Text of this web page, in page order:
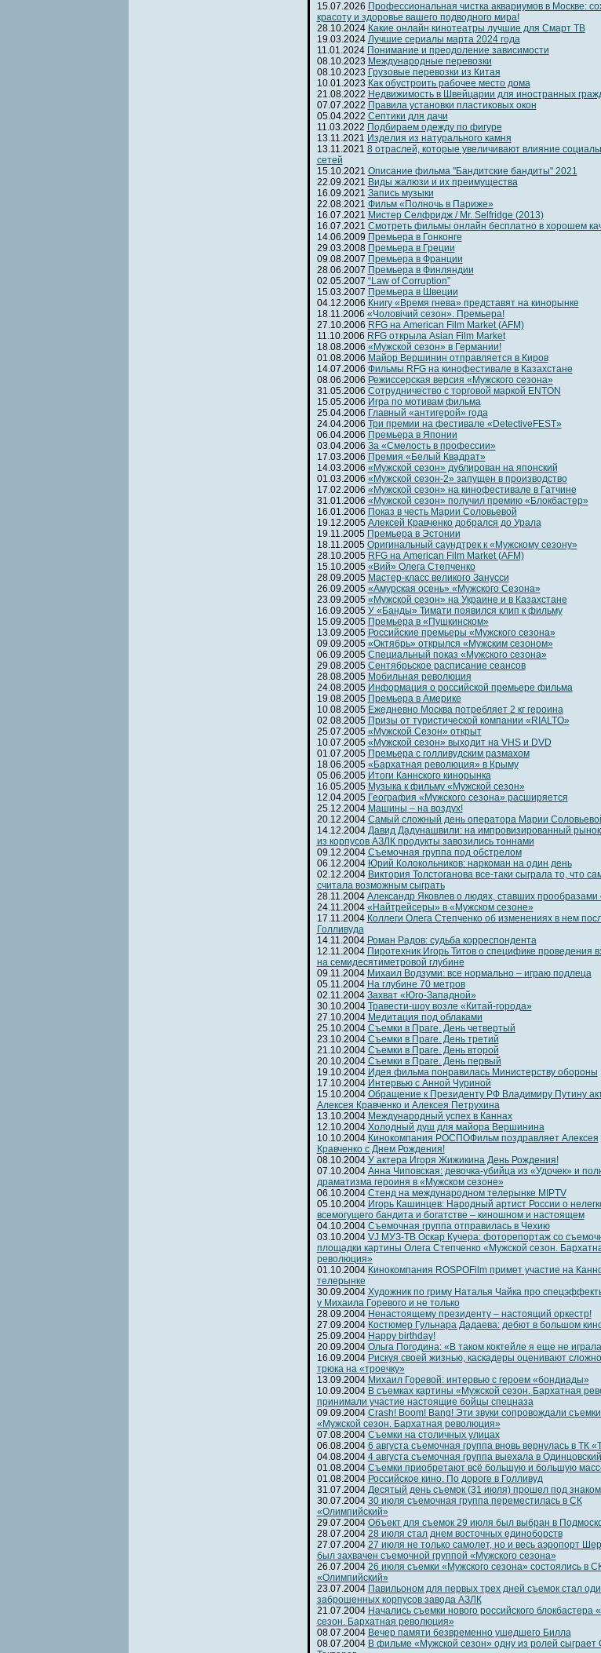
15.07.2026 Профессиональная чистка аквариумов в Москве:
красоту и здоровье вашего подводного мира!
28.10.2024 Какие онлайн кинотеатры лучшие для Смарт ТВ
19.03.2024 Лучшие сериалы марта 2024 года
11.01.2024 Понимание и преодоление зависимости
08.10.2023 Международные перевозки
08.10.2023 Грузовые перевозки из Китая
10.01.2023 Как обустроить рабочее место дома
21.08.2022 Недвижимость в Швейцарии для иностранных
07.07.2022 Правила установки пластиковых окон
05.04.2022 Септики для дачи
11.03.2022 Подбираем одежду по фигуре
13.11.2021 Изделия из натурального камня
13.11.2021 8 отраслей, которые увеличивают влияние
сетей
15.10.2021 Описание фильма "Бандитские бандиты" 2021
22.09.2021 Виды жалюзи и их преимущества
16.09.2021 Запись музыки
22.08.2021 Фильм «Полночь в Париже»
16.07.2021 Мистер Селфридж / Mr. Selfridge (2013)
16.07.2021 Смотреть фильмы онлайн бесплатно в хорошем
14.06.2009 Премьера в Гонконге
29.03.2008 Премьера в Греции
09.08.2007 Премьера в Франции
28.06.2007 Премьера в Финляндии
02.05.2007 “Law of Corruption”
15.03.2007 Премьера в Швеции
04.12.2006 Книгу «Время гнева» представят на кинорынке
18.11.2006 «Чоловiчий сезон». Премьера!
27.10.2006 RFG на American Film Market (AFM)
11.10.2006 RFG открыла Asian Film Market
18.08.2006 «Мужской сезон» в Германии!
01.08.2006 Майор Вершинин отправляется в Киров
14.07.2006 Фильмы RFG на кинофестивале в Казахстане
08.06.2006 Режиссерская версия «Мужского сезона»
31.05.2006 Сотрудничество с торговой маркой ENTON
15.05.2006 Игра по мотивам фильма
25.04.2006 Главный «антигерой» года
24.04.2006 Три премии на фестивале «DetectiveFEST»
06.04.2006 Премьера в Японии
03.04.2006 За «Смелость в профессии»
17.03.2006 Премия «Белый Квадрат»
14.03.2006 «Мужской сезон» дублирован на японский
01.03.2006 «Мужской сезон-2» запущен в производство
17.02.2006 «Мужской сезон» на кинофестивале в Гатчине
31.01.2006 «Мужской сезон» получил премию «Блокбастер»
16.01.2006 Показ в честь Марии Соловьевой
19.12.2005 Алексей Кравченко добрался до Урала
19.11.2005 Премьера в Эстонии
18.11.2005 Оригинальный саундтрек к «Мужскому сезону»
28.10.2005 RFG на American Film Market (AFM)
15.10.2005 «Вий» Олега Степченко
28.09.2005 Мастер-класс великого Занусси
26.09.2005 «Амурская осень» «Мужского Сезона»
23.09.2005 «Мужской сезон» на Украине и в Казахстане
16.09.2005 У «Банды» Тимати появился клип к фильму
15.09.2005 Премьера в «Пушкинском»
13.09.2005 Российские премьеры «Мужского сезона»
09.09.2005 «Октябрь» открылся «Мужским сезоном»
06.09.2005 Специальный показ «Мужского сезона»
29.08.2005 Сентябрьское расписание сеансов
28.08.2005 Мобильная революция
24.08.2005 Информация о российской премьере фильма
19.08.2005 Премьера в Америке
10.08.2005 Ежедневно Москва потребляет 2 кг героина
02.08.2005 Призы от туристической компании «RIALTO»
25.07.2005 «Мужской Сезон» открыт
10.07.2005 «Мужской сезон» выходит на VHS и DVD
01.07.2005 Премьера с голливудским размахом
18.06.2005 «Бархатная революция» в Крыму
05.06.2005 Итоги Каннского кинорынка
16.05.2005 Музыка к фильму «Мужской сезон»
12.04.2005 География «Мужского сезона» расширяется
25.12.2004 Машины – на воздух!
20.12.2004 Самый сложный день оператора Марии
14.12.2004 Давид Дадунашвили: на импровизированный
из корпусов АЗЛК продукты завозились тоннами
09.12.2004 Съемочная группа под обстрелом
06.12.2004 Юрий Колокольников: наркоман на один день
02.12.2004 Виктория Толстоганова все-таки сыграла то, что
считала возможным сыграть
28.11.2004 Александр Яковлев о людях, ставших прообразами
24.11.2004 «Найтрейсеры» в «Мужском сезоне»
17.11.2004 Коллеги Олега Степченко об изменениях в нем
Голливуда
14.11.2004 Роман Радов: судьба корреспондента
12.11.2004 Пиротехник Игорь Титов о специфике проведения
на семидесятиметровой глубине
09.11.2004 Михаил Водзуми: все нормально – играю подлеца
05.11.2004 На глубине 70 метров
02.11.2004 Захват «Юго-Западной»
30.10.2004 Травести-шоу возле «Китай-города»
27.10.2004 Медитация под облаками
25.10.2004 Съемки в Праге. День четвертый
23.10.2004 Съемки в Праге. День третий
21.10.2004 Съемки в Праге. День второй
20.10.2004 Съемки в Праге. День первый
19.10.2004 Идея фильма понравилась Министерству обороны
17.10.2004 Интервью с Анной Чуриной
15.10.2004 Обращение к Президенту РФ Владимиру Путину
Алексея Кравченко и Алексея Петрухина
13.10.2004 Международный успех в Каннах
12.10.2004 Холодный душ для майора Вершинина
10.10.2004 Кинокомпания РОСПОФильм поздравляет Алексея
Кравченко с Днем Рождения!
08.10.2004 У актера Игоря Жижикина День Рождения!
07.10.2004 Анна Чиповская: девочка-убийца из «Удочек» и
драматизма героиня в «Мужском сезоне»
06.10.2004 Cтенд на международном телерынке MIPTV
05.10.2004 Игорь Кашинцев: Народный артист России о
всемогущего бандита и богатстве – киношном и настоящем
04.10.2004 Съемочная группа отправилась в Чехию
03.10.2004 VJ МУЗ-ТВ Оскар Кучера: фоторепортаж со
площадки картины Олега Степченко «Мужской сезон.
революция»
01.10.2004 Кинокомпания ROSPOFilm примет участие на
телерынке
30.09.2004 Художник по гриму Наталья Чайка про
у Михаила Горевого и не только
28.09.2004 Ненастоящему президенту – настоящий оркестр!
27.09.2004 Костюмер Гульнара Дадаева: дебют в большом
25.09.2004 Happy birthday!
20.09.2004 Ольга Погодина: «В таком коктейле я еще не
16.09.2004 Рискуя своей жизнью, каскадеры оценивают
трюка на «троечку»
13.09.2004 Михаил Горевой: интервью с героем «бондиады»
10.09.2004 В съемках картины «Мужской сезон. Бархатная
принимали участие настоящие бойцы спецназа
09.09.2004 Crash! Boom! Bang! Эти звуки сопровождали
«Мужской сезон. Бархатная революция»
07.08.2004 Съемки на столичных улицах
06.08.2004 6 августа съемочная группа вновь вернулась в ТК
04.08.2004 4 августа съемочная группа выехала в
01.08.2004 Съемки приобретают всё большую и большую
01.08.2004 Российское кино. По дороге в Голливуд
31.07.2004 Десятый день съемок (31 июля) прошел под
30.07.2004 30 июля съемочная группа переместилась в СК
«Олимпийский»
29.07.2004 Объект для съемок 29 июля был выбран в
28.07.2004 28 июля стал днем восточных единоборств
27.07.2004 27 июля не только самолет, но и весь аэропорт
был захвачен съемочной группой «Мужского сезона»
26.07.2004 26 июля съемки «Мужского сезона» состоялись в
«Олимпийский»
23.07.2004 Павильоном для первых трех дней съемок стал
заброшенных корпусов завода АЗЛК
21.07.2004 Начались съемки нового российского блокбастера
сезон. Бархатная революция»
08.07.2004 Вечер памяти безвременно ушедшего Билла
08.07.2004 В фильме «Мужской сезон» одну из ролей сыграет